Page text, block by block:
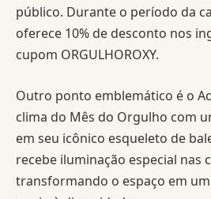
público. Durante o período da
oferece 10% de desconto nos
cupom ORGULHOROXY.
Outro ponto emblemático é o
clima do Mês do Orgulho com
em seu icônico esqueleto de
recebe iluminação especial nas
transformando o espaço em